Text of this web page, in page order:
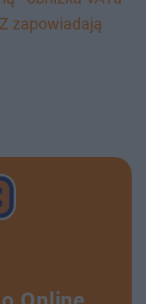
zapowiadają